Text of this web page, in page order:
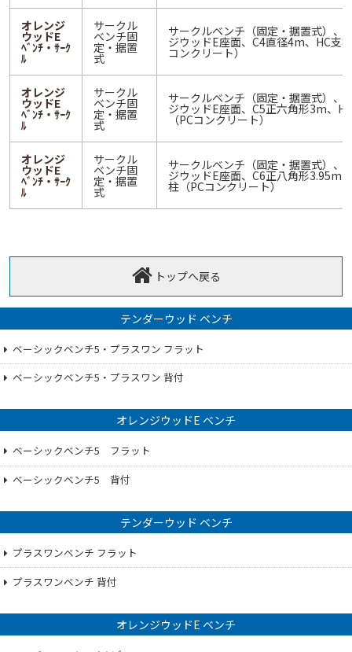
オレンジ
ウッドE
ﾍﾞﾝﾁ・ｻｰｸ
ﾙ
サークル
ベンチ固
定・据置
式
サークルベンチ（固定・据置式）、
ジウッドE座面、C4直径4m、HC支
コンクリート）
オレンジ
ウッドE
ﾍﾞﾝﾁ・ｻｰｸ
ﾙ
サークル
ベンチ固
定・据置
式
サークルベンチ（固定・据置式）、
ジウッドE座面、C5正六角形3m、
（PCコンクリート）
オレンジ
ウッドE
ﾍﾞﾝﾁ・ｻｰｸ
ﾙ
サークル
ベンチ固
定・据置
式
サークルベンチ（固定・据置式）、
ジウッドE座面、C6正八角形3.95m
柱（PCコンクリート）
トップへ戻る
テンダーウッド ベンチ
ベーシックベンチ5・プラスワン フラット
ベーシックベンチ5・プラスワン 背付
オレンジウッドE ベンチ
ベーシックベンチ5 フラット
ベーシックベンチ5 背付
テンダーウッド ベンチ
プラスワンベンチ フラット
プラスワンベンチ 背付
オレンジウッドE ベンチ